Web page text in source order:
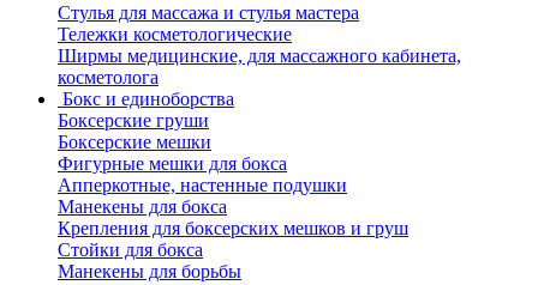
Стулья для массажа и стулья мастера
Тележки косметологические
Ширмы медицинские, для массажного кабинета,
косметолога
Бокс и единоборства
Боксерские груши
Боксерские мешки
Фигурные мешки для бокса
Апперкотные, настенные подушки
Манекены для бокса
Крепления для боксерских мешков и груш
Стойки для бокса
Манекены для борьбы